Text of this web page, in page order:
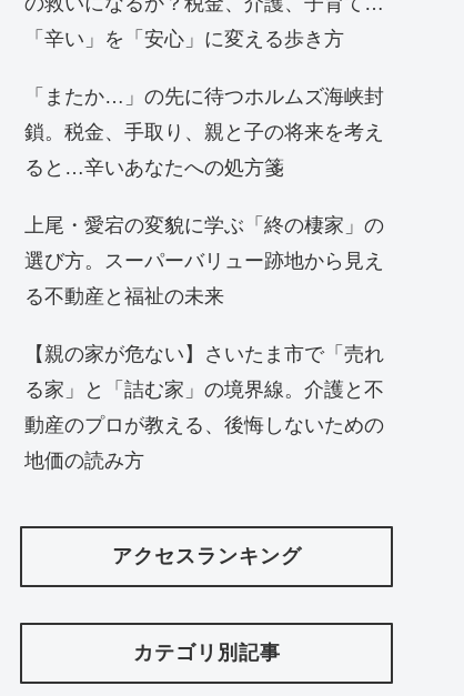
「辛い」を「安心」に変える歩き方
「またか…」の先に待つホルムズ海峡封
鎖。税金、手取り、親と子の将来を考え
ると…辛いあなたへの処方箋
上尾・愛宕の変貌に学ぶ「終の棲家」の
選び方。スーパーバリュー跡地から見え
る不動産と福祉の未来
【親の家が危ない】さいたま市で「売れ
る家」と「詰む家」の境界線。介護と不
動産のプロが教える、後悔しないための
地価の読み方
アクセスランキング
カテゴリ別記事